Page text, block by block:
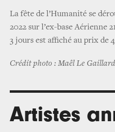
La fête de l’Humanité se
2022 sur l’ex-base Aérienne
3 jours est affiché au prix de
Crédit photo : Maêl Le Gaillard
Artistes